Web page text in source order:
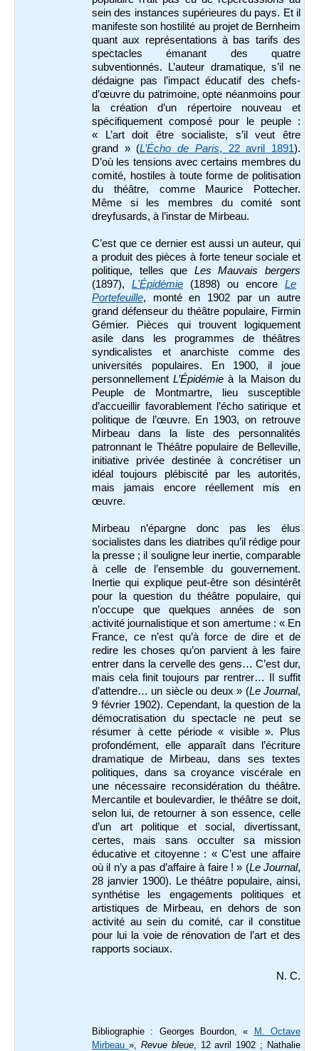
sein des instances supérieures du pays. Et il
manifeste son hostilité au projet de Bernheim
quant aux représentations à bas tarifs des
spectacles émanant des quatre
subventionnés. L’auteur dramatique, s’il ne
dédaigne pas l’impact éducatif des chefs-
d’œuvre du patrimoine, opte néanmoins pour
la création d’un répertoire nouveau et
spécifiquement composé pour le peuple :
« L’art doit être socialiste, s’il veut être
grand » (L’Écho de Paris, 22 avril 1891).
D’où les tensions avec certains membres du
comité, hostiles à toute forme de politisation
du théâtre, comme Maurice Pottecher.
Même si les membres du comité sont
dreyfusards, à l’instar de Mirbeau.
C’est que ce dernier est aussi un auteur, qui
a produit des pièces à forte teneur sociale et
politique, telles que Les Mauvais bergers
(1897), L'Épidémie (1898) ou encore Le
Portefeuille, monté en 1902 par un autre
grand défenseur du théâtre populaire, Firmin
Gémier. Pièces qui trouvent logiquement
asile dans les programmes de théâtres
syndicalistes et anarchiste comme des
universités populaires. En 1900, il joue
personnellementL’Épidémie à la Maison du
Peuple de Montmartre, lieu susceptible
d’accueillir favorablement l’écho satirique et
politique de l’œuvre. En 1903, on retrouve
Mirbeau dans la liste des personnalités
patronnant le Théâtre populaire de Belleville,
initiative privée destinée à concrétiser un
idéal toujours plébiscité par les autorités,
mais jamais encore réellement mis en
œuvre.
Mirbeau n’épargne donc pas les élus
socialistes dans les diatribes qu’il rédige pour
la presse ; il souligne leur inertie, comparable
à celle de l’ensemble du gouvernement.
Inertie qui explique peut-être son désintérêt
pour la question du théâtre populaire, qui
n’occupe que quelques années de son
activité journalistique et son amertume : « En
France, ce n’est qu’à force de dire et de
redire les choses qu’on parvient à les faire
entrer dans la cervelle des gens… C’est dur,
mais cela finit toujours par rentrer… Il suffit
d’attendre… un siècle ou deux » (Le Journal,
9 février 1902). Cependant, la question de la
démocratisation du spectacle ne peut se
résumer à cette période « visible ». Plus
profondément, elle apparaît dans l’écriture
dramatique de Mirbeau, dans ses textes
politiques, dans sa croyance viscérale en
une nécessaire reconsidération du théâtre.
Mercantile et boulevardier, le théâtre se doit,
selon lui, de retourner à son essence, celle
d’un art politique et social, divertissant,
certes, mais sans occulter sa mission
éducative et citoyenne : « C’est une affaire
où il n’y a pas d’affaire à faire ! » (Le Journal,
28 janvier 1900). Le théâtre populaire, ainsi,
synthétise les engagements politiques et
artistiques de Mirbeau, en dehors de son
activité au sein du comité, car il constitue
pour lui la voie de rénovation de l’art et des
rapports sociaux.
N. C.
Bibliographie : Georges Bourdon, « M. Octave
Mirbeau », Revue bleue, 12 avril 1902 ; Nathalie